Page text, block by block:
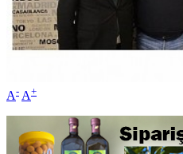
A- A+